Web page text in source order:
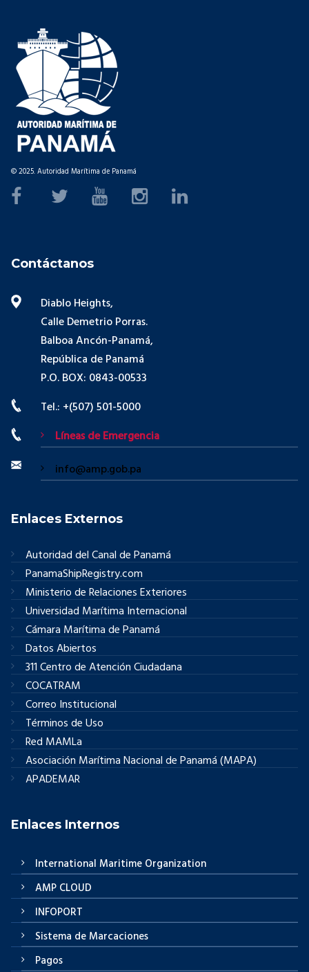
© 2025. Autoridad Marítima de Panamá
Contáctanos
Diablo Heights,
Calle Demetrio Porras.
Balboa Ancón-Panamá,
República de Panamá
P.O. BOX: 0843-00533
Tel.: +(507) 501-5000
Líneas de Emergencia
info@amp.gob.pa
Enlaces Externos
Autoridad del Canal de Panamá
PanamaShipRegistry.com
Ministerio de Relaciones Exteriores
Universidad Marítima Internacional
Cámara Marítima de Panamá
Datos Abiertos
311 Centro de Atención Ciudadana
COCATRAM
Correo Institucional
Términos de Uso
Red MAMLa
Asociación Marítima Nacional de Panamá (MAPA)
APADEMAR
Enlaces Internos
International Maritime Organization
AMP CLOUD
INFOPORT
Sistema de Marcaciones
Pagos